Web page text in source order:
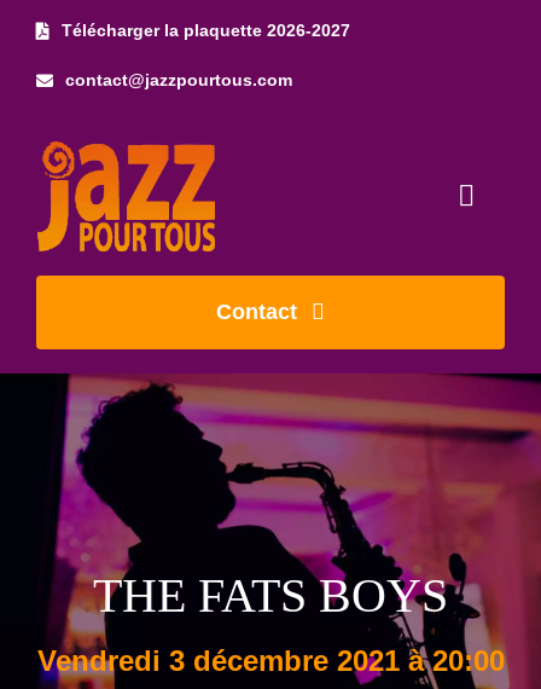
Skip
Télécharger la plaquette 2026-2027
contact@jazzpourtous.com
L’association
Les concerts
Photos
Tarifs
Contact
THE FATS BOYS
vendredi 3 décembre 2021 à 20:00